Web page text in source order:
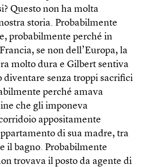
Questo non ha molta
storia. Probabilmente
probabilmente perché in
se non dell’Europa, la
molto dura e Gilbert sentiva
diventare senza troppi sacrifici
perché amava
che gli imponeva
appositamente
di sua madre, tra
il bagno. Probabilmente
trovava il posto da agente di